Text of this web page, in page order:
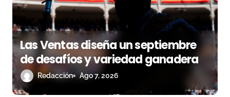
e
n
t
r
Las Ventas diseña un septiembre
de desafíos y variedad ganadera
Redacción Ago 7, 2026